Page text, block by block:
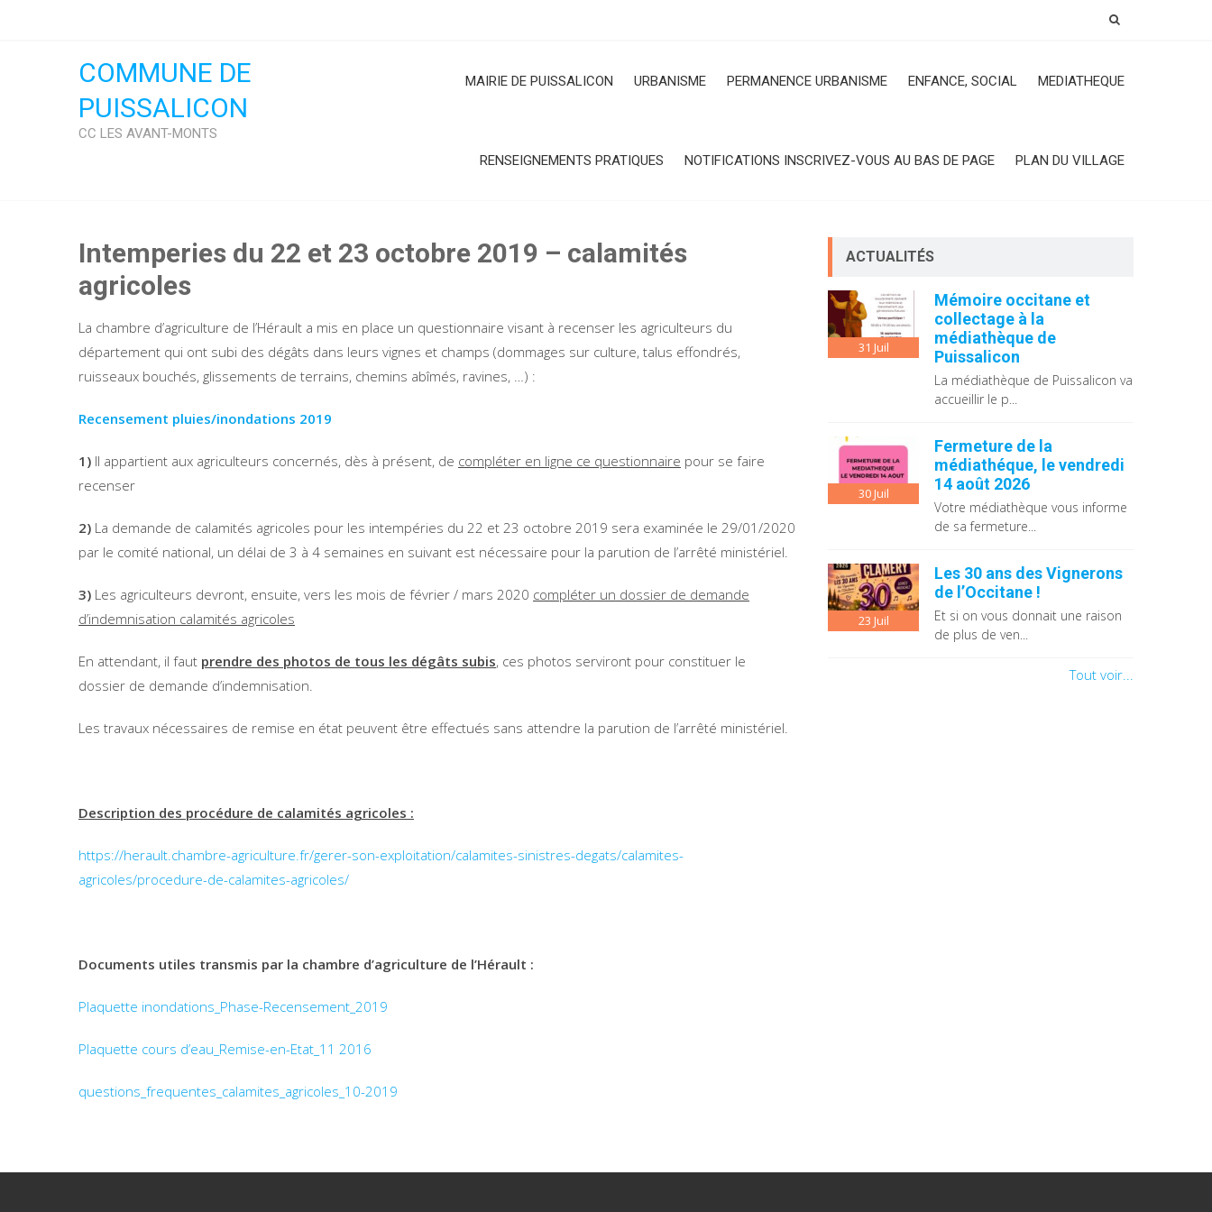
COMMUNE DE
PUISSALICON
CC LES AVANT-MONTS
MAIRIE DE PUISSALICON URBANISME PERMANENCE URBANISME ENFANCE, SOCIAL MEDIATHEQUE
RENSEIGNEMENTS PRATIQUES NOTIFICATIONS INSCRIVEZ-VOUS AU BAS DE PAGE PLAN DU VILLAGE
Intemperies du 22 et 23 octobre 2019 – calamités
agricoles
La chambre d’agriculture de l’Hérault a mis en place un questionnaire visant à recenser les agriculteurs du
département qui ont subi des dégâts dans leurs vignes et champs (dommages sur culture, talus effondrés,
ruisseaux bouchés, glissements de terrains, chemins abîmés, ravines, …) :
Recensement pluies/inondations 2019
1) Il appartient aux agriculteurs concernés, dès à présent, de compléter en ligne ce questionnaire pour se faire
recenser
2) La demande de calamités agricoles pour les intempéries du 22 et 23 octobre 2019 sera examinée le 29/01/2020
par le comité national, un délai de 3 à 4 semaines en suivant est nécessaire pour la parution de l’arrêté ministériel.
3) Les agriculteurs devront, ensuite, vers les mois de février / mars 2020 compléter un dossier de demande
d’indemnisation calamités agricoles
En attendant, il faut prendre des photos de tous les dégâts subis, ces photos serviront pour constituer le
dossier de demande d’indemnisation.
Les travaux nécessaires de remise en état peuvent être effectués sans attendre la parution de l’arrêté ministériel.
Description des procédure de calamités agricoles :
https://herault.chambre-agriculture.fr/gerer-son-exploitation/calamites-sinistres-degats/calamites-
agricoles/procedure-de-calamites-agricoles/
Documents utiles transmis par la chambre d’agriculture de l’Hérault :
Plaquette inondations_Phase-Recensement_2019
Plaquette cours d’eau_Remise-en-Etat_11 2016
questions_frequentes_calamites_agricoles_10-2019
ACTUALITÉS
31 Juil
Mémoire occitane et
collectage à la
médiathèque de
Puissalicon
La médiathèque de Puissalicon va
accueillir le p...
30Juil
Fermeture de la
médiathéque, le vendredi
14 août 2026
Votre médiathèque vous informe
de sa fermeture...
23 Juil
Les 30 ans des Vignerons
de l’Occitane !
Et si on vous donnait une raison
de plus de ven...
Tout voir...